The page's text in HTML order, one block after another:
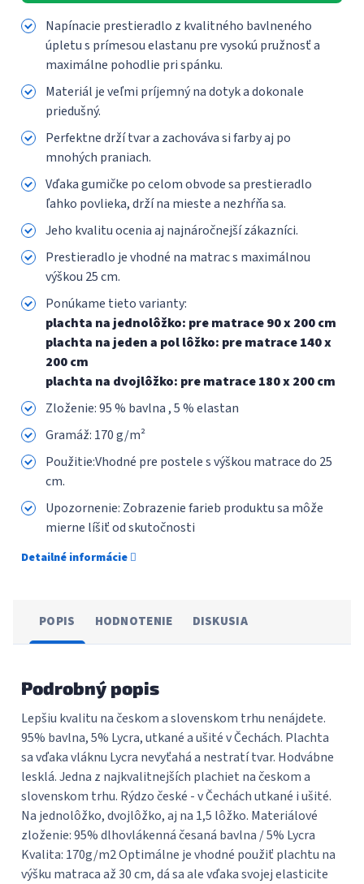
Napínacie prestieradlo z kvalitného bavlneného
úpletu s prímesou elastanu pre vysokú pružnosť a
maximálne pohodlie pri spánku.
Materiál je veľmi príjemný na dotyk a dokonale
priedušný.
Perfektne drží tvar a zachováva si farby aj po
mnohých praniach.
Vďaka gumičke po celom obvode sa prestieradlo
ľahko povlieka, drží na mieste a nezhŕňa sa.
Jeho kvalitu ocenia aj najnáročnejší zákazníci.
Prestieradlo je vhodné na matrac s maximálnou
výškou 25 cm.
Ponúkame tieto varianty:
plachta na jednolôžko: pre matrace 90 x 200 cm
plachta na jeden a pol lôžko: pre matrace 140 x
200 cm
plachta na dvojlôžko: pre matrace 180 x 200 cm
Zloženie:95 % bavlna , 5 % elastan
Gramáž: 170 g/m²
Použitie:Vhodné pre postele s výškou matrace do 25
cm.
Upozornenie: Zobrazenie farieb produktu sa môže
mierne líšiť od skutočnosti
Detailné informácie
POPIS HODNOTENIE DISKUSIA
Podrobný popis
Lepšiu kvalitu na českom a slovenskom trhu nenájdete.
95% bavlna, 5% Lycra, utkané a ušité v Čechách. Plachta
sa vďaka vláknu Lycra nevyťahá a nestratí tvar. Hodvábne
lesklá. Jedna z najkvalitnejších plachiet na českom a
slovenskom trhu. Rýdzo české - v Čechách utkané i ušité.
Na jednolôžko, dvojlôžko, aj na 1,5 lôžko. Materiálové
zloženie: 95% dlhovlákenná česaná bavlna / 5% Lycra
Kvalita: 170g/m2 Optimálne je vhodné použiť plachtu na
výšku matraca až 30 cm, dá sa ale vďaka svojej elasticite